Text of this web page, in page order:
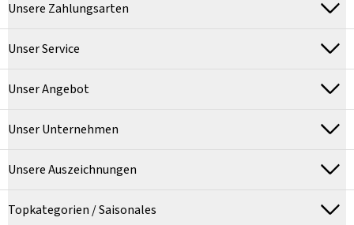
Unsere Zahlungsarten
Unser Service
Unser Angebot
Unser Unternehmen
Unsere Auszeichnungen
Topkategorien / Saisonales